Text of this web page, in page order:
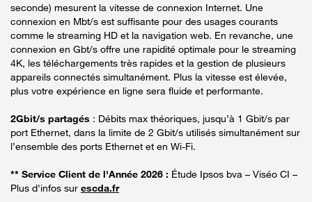
seconde) mesurent la vitesse de connexion Internet. Une
connexion en Mbt/s est suffisante pour des usages courants
comme le streaming HD et la navigation web. En revanche, une
connexion en Gbt/s offre une rapidité optimale pour le streaming
4K, les téléchargements très rapides et la gestion de plusieurs
appareils connectés simultanément. Plus la vitesse est élevée,
plus votre expérience en ligne sera fluide et performante.
2Gbit/s partagés : Débits max théoriques, jusqu’à 1 Gbit/s par
port Ethernet, dans la limite de 2 Gbit/s utilisés simultanément sur
l’ensemble des ports Ethernet et en Wi-Fi.
** Service Client de l'Année 2026 : Étude Ipsos bva – Viséo CI –
Plus d'infos sur escda.fr